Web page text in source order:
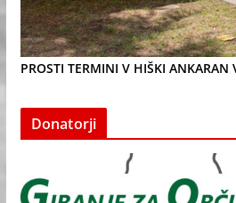
PROSTI TERMINI V HIŠKI ANKARAN
Donatorji